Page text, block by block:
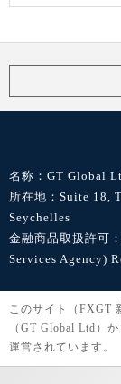
名称：GT Global
所在地：Suite 18,
Seychelles
金融商品取扱許可
Services Agency)
このサイト（FXGT
（GT Global Ltd）
運営されています。